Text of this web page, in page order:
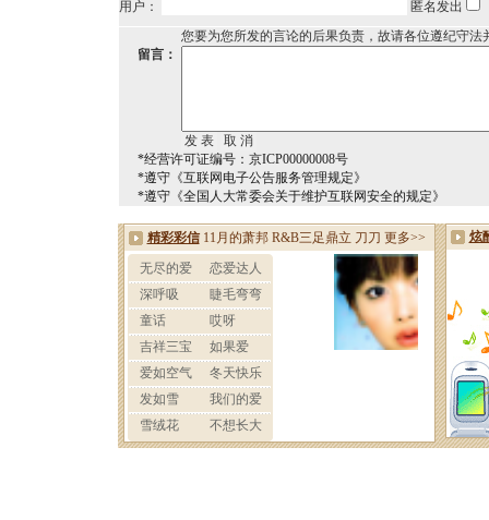
用户：
匿名发出
您要为您所发的言论的后果负责，故请各位遵纪守法
留言：
*经营许可证编号：京ICP00000008号
*遵守《互联网电子公告服务管理规定》
*遵守《全国人大常委会关于维护互联网安全的规定》